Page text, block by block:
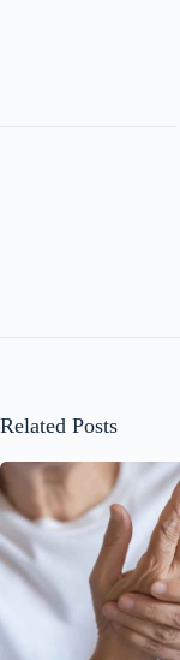
Related Posts